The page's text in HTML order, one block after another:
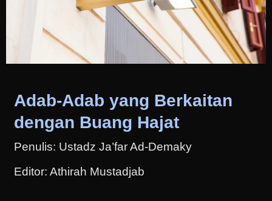
Adab-Adab yang Berkaitan
dengan Buang Hajat
Penulis: Ustadz Ja’far Ad-Demaky
Editor: Athirah Mustadjab